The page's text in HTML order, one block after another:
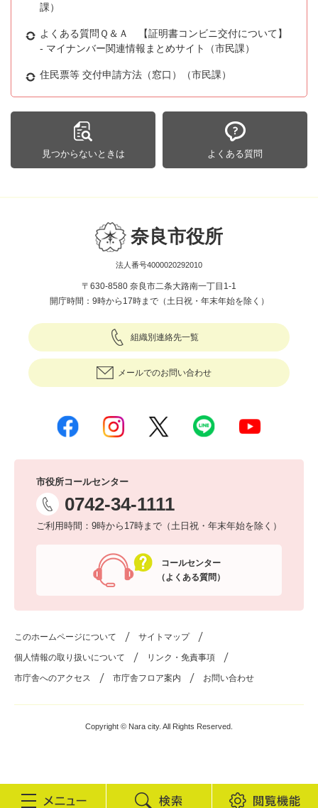
課）
よくある質問Ｑ＆Ａ 【証明書コンビニ交付について】
- マイナンバー関連情報まとめサイト（市民課）
住民票等 交付申請方法（窓口）（市民課）
見つからないときは よくある質問
奈良市役所
法人番号4000020292010
〒630-8580 奈良市二条大路南一丁目1-1
開庁時間：9時から17時まで（土日祝・年末年始を除く）
組織別連絡先一覧
メールでのお問い合わせ
市役所コールセンター
0742-34-1111
ご利用時間：9時から17時まで（土日祝・年末年始を除く）
コールセンター
（よくある質問）
このホームページについて サイトマップ
個人情報の取り扱いについて リンク・免責事項
市庁舎へのアクセス 市庁舎フロア案内 お問い合わせ
Copyright © Nara city. All Rights Reserved.